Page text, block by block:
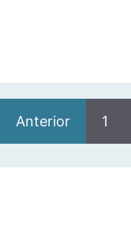
Anterior 1